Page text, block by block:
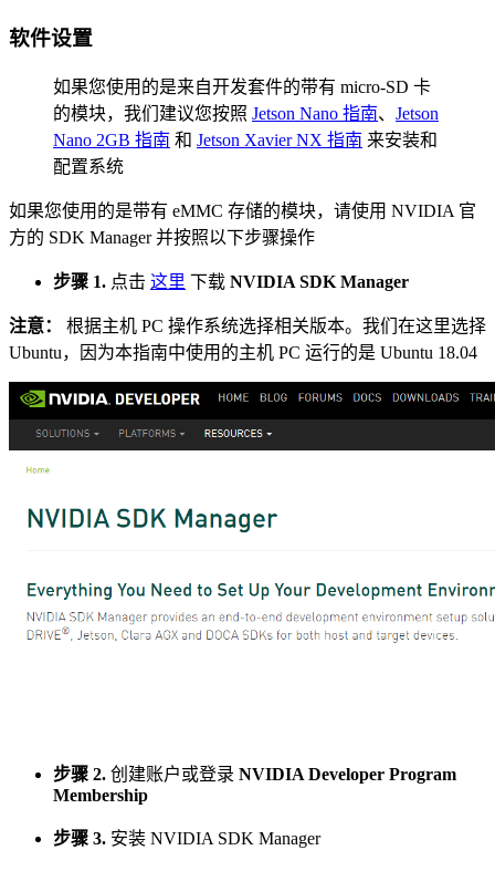
软件设置
如果您使用的是来自开发套件的带有 micro-SD 卡
的模块，我们建议您按照 Jetson Nano 指南、 Jetson
Nano 2GB 指南 和 Jetson Xavier NX 指南 来安装和
配置系统
如果您使用的是带有 eMMC 存储的模块，请使用 NVIDIA 官
方的 SDK Manager 并按照以下步骤操作
步骤 1. 点击 这里 下载 NVIDIA SDK Manager
注意：
根据主机 PC 操作系统选择相关版本。我们在这里选择
Ubuntu，因为本指南中使用的主机 PC 运行的是 Ubuntu 18.04
步骤 2. 创建账户或登录 NVIDIA Developer Program
Membership
步骤 3. 安装 NVIDIA SDK Manager